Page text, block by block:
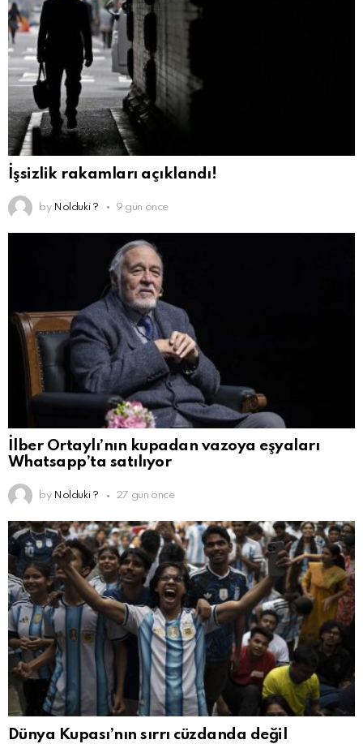
İşsizlik rakamları açıklandı!
by Nolduki ? 9 gün önce
İlber Ortaylı’nın kupadan vazoya eşyaları
Whatsapp’ta satılıyor
by Nolduki ? 27 gün önce
Dünya Kupası’nın sırrı cüzdanda değil